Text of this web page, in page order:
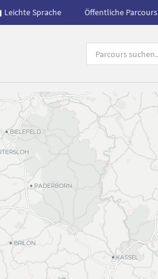
Leichte Sprache Öffentliche Parcours